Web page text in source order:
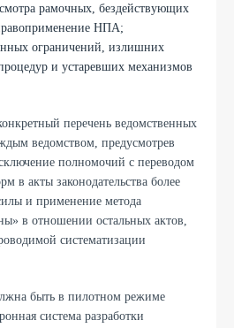
рамочных, бездействующих
НПА;
ограничений, излишних
и устаревших механизмов
перечень ведомственных
ведомством, предусмотрев
полномочий с переводом
в акты законодательства более
и применение метода
в отношении остальных актов,
систематизации
быть в пилотном режиме
система разработки